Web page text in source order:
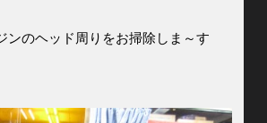
ンのヘッド周りをお掃除しま～す